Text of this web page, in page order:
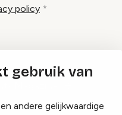
gebruik van
andere gelijkwaardige
policy
Magazine